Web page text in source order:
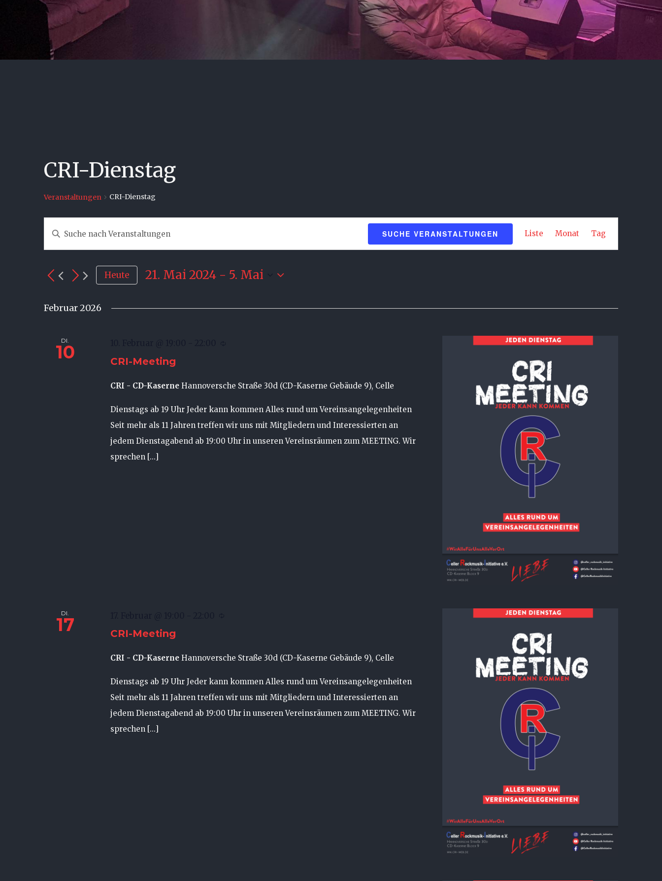
CRI-Dienstag
Veranstaltungen CRI-Dienstag
Veranstaltungen
und
Navigation
Bitte
Schlüsselwort
Suche
Veranstaltungen
SUCHE VERANSTALTUNGEN
Ansichten-
Liste Monat Tag
Heute 21. Mai 2024 - 5. Mai
wählen.
Februar 2026
DI.
10 CRI-Meeting
CRI - CD-Kaserne Hannoversche Straße 30d (CD-Kaserne Gebäude 9), Celle
Dienstags ab 19 Uhr Jeder kann kommen Alles rund um Vereinsangelegenheiten
Seit mehr als 11 Jahren treffen wir uns mit Mitgliedern und Interessierten an
jedem Dienstagabend ab 19:00 Uhr in unseren Vereinsräumen zum MEETING. Wir
sprechen [...]
DI.
17 CRI-Meeting
CRI - CD-Kaserne Hannoversche Straße 30d (CD-Kaserne Gebäude 9), Celle
Dienstags ab 19 Uhr Jeder kann kommen Alles rund um Vereinsangelegenheiten
Seit mehr als 11 Jahren treffen wir uns mit Mitgliedern und Interessierten an
jedem Dienstagabend ab 19:00 Uhr in unseren Vereinsräumen zum MEETING. Wir
sprechen [...]